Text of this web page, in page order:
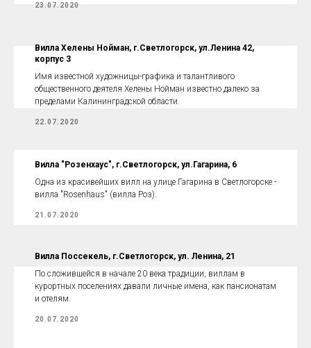
23.07.2020
Вилла Хелены Нойман, г.Светлогорск, ул.Ленина 42,
корпус 3
Имя известной художницы-графика и талантливого
общественного деятеля Хелены Нойман известно далеко за
пределами Калининградской области.
22.07.2020
Вилла "Розенхаус", г.Светлогорск, ул.Гагарина, 6
Одна из красивейших вилл на улице Гагарина в Светлогорске -
вилла "Rosenhaus" (вилла Роз).
21.07.2020
Вилла Поссекель, г.Светлогорск, ул. Ленина, 21
По сложившейся в начале 20 века традиции, виллам в
курортных поселениях давали личные имена, как пансионатам
и отелям.
20.07.2020